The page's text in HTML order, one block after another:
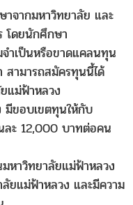
าจากมหาวิทยาลัย และ
โดยนักศึกษา
ำเป็นหรือขาดแคลนทุน
สามารถสมัครทุนนี้ได้
แม่ฟ้าหลวง
ขอบเขตทุนให้กับ
ละ 12,000 บาทต่อคน
าวิทยาลัยแม่ฟ้าหลวง
ยแม่ฟ้าหลวง และมีความ